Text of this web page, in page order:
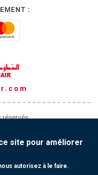
:
réservés
site pour améliorer
autorisez à le faire.